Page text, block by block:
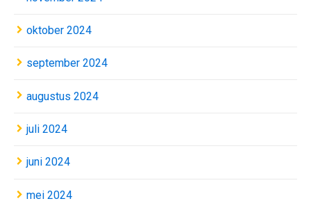
oktober 2024
september 2024
augustus 2024
juli 2024
juni 2024
mei 2024